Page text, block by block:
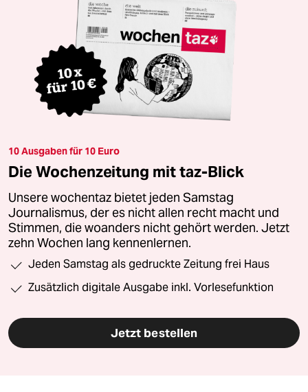
10 Ausgaben für 10 Euro
Die Wochenzeitung mit taz-Blick
Unsere wochentaz bietet jeden Samstag
Journalismus, der es nicht allen recht macht und
Stimmen, die woanders nicht gehört werden. Jetzt
zehn Wochen lang kennenlernen.
Jeden Samstag als gedruckte Zeitung frei Haus
Zusätzlich digitale Ausgabe inkl. Vorlesefunktion
Jetzt bestellen